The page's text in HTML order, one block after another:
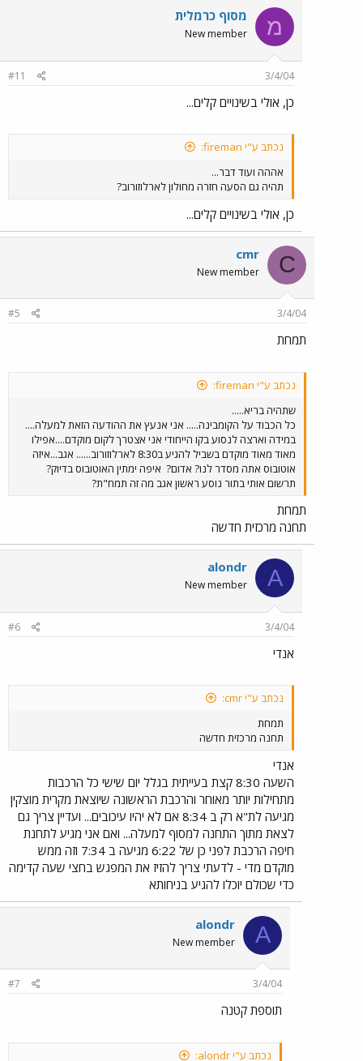
מ מסוף כרמלית
New member
3/4/04
#11
כן, אולי בשינויים קלים...
נכתב ע"י fireman:
אההה ועוד דבר...
תהיה גם הסעה חזרה מחולון לארלוזורוב?
כן, אולי בשינויים קלים...
C
cmr
New member
3/4/04
#5
תמחת
נכתב ע"י fireman:
שתהיה בריא.....
כל הכבוד על הקומבינה..... אני אנעץ את ההודעה הזאת למעלה....
במידה וארצה לנסוע בקו הייחודי אני אצטרך לקום מוקדם....אפילו
מאוד מאוד מוקדם בשביל להגיע ב8:30 לארלוזורוב...... אגב...איזה
אוטובוס אתה מסדר לנו? אדום? איפה ימתין האוטובוס בדיוק?
תרשום אותי בתור נוסע ראשון אגב מה זה תמח"ת?
תמחת
תחנה מרכזית חדשה
A
alondr
New member
3/4/04
#6
אנדי
נכתב ע"י cmr:
תמחת
תחנה מרכזית חדשה
אנדי
השעה 8:30 קצת בעייתית בגלל יום שישי כל הרכבות
מתחילות יותר מאוחר והרכבת הראשונה שיוצאת מקרית מוצקין
מגיעה לת"א רק ב 8:34 אם לא יהיו עיכובים... ועדיין צריך גם
לצאת מתוך התחנה למסוף למעלה... ואם אני מגיע לתחנת
חיפה הרכבת לפני כן של 6:22 מגיעה ב 7:34 וזה ממש
מוקדם מדי - לדעתי צריך להזיז את המפגש בחצי שעה קדימה
כדי שכולם יוכלו להגיע בניחותא
A
alondr
New member
3/4/04
#7
תוספת קטנה
נכתב ע"י alondr: